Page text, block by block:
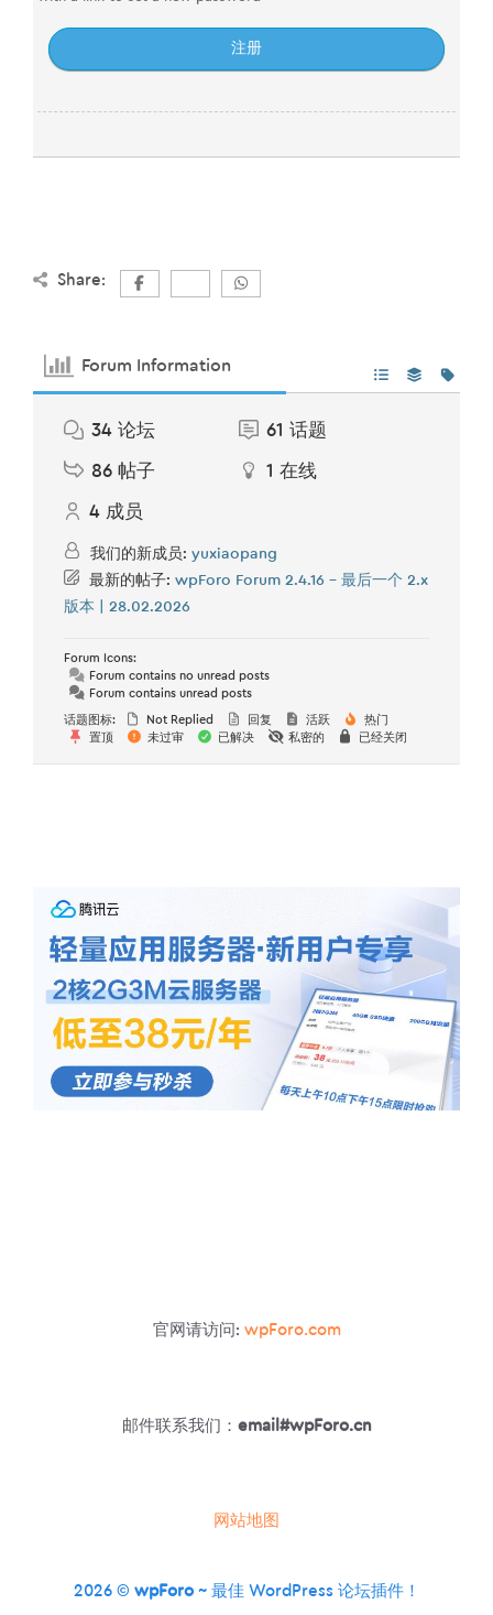
Share:
Forum Information
34 论坛 61 话题
86 帖子 1 在线
4 成员
我们的新成员: yuxiaopang
最新的帖子: wpForo Forum 2.4.16 – 最后一个 2.x
版本 | 28.02.2026
Forum Icons:
Forum contains no unread posts
Forum contains unread posts
话题图标: Not Replied 回复 活跃
热门
置顶
未过审 已解决 私密的 已经关闭
官网请访问: wpForo.com
邮件联系我们： email#wpForo.cn
网站地图
2026 © wpForo~ 最佳 WordPress 论坛插件！